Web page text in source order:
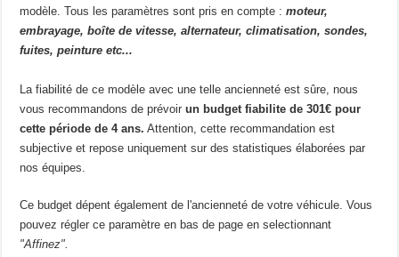
modèle. Tous les paramètres sont pris en compte :moteur,
embrayage, boîte de vitesse, alternateur, climatisation, sondes,
fuites, peinture etc...
La fiabilité de ce modèle avec une telle ancienneté est sûre, nous
vous recommandons de prévoirun budget fiabilite de 301€ pour
cette période de 4 ans. Attention, cette recommandation est
subjective et repose uniquement sur des statistiques élaborées par
nos équipes.
Ce budget dépent également de l'ancienneté de votre véhicule. Vous
pouvez régler ce paramètre en bas de page en selectionnant
"Affinez".